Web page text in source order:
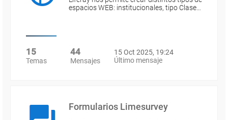
espacios WEB: institucionales, tipo Clase…
15
Temas
44
Mensajes
15 Oct 2025, 19:24
Último mensaje
Formularios Limesurvey